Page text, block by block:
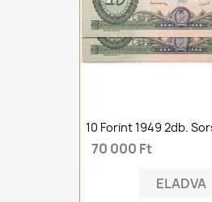
10 Forint 1949 2db.
70 000 Ft
ELADVA